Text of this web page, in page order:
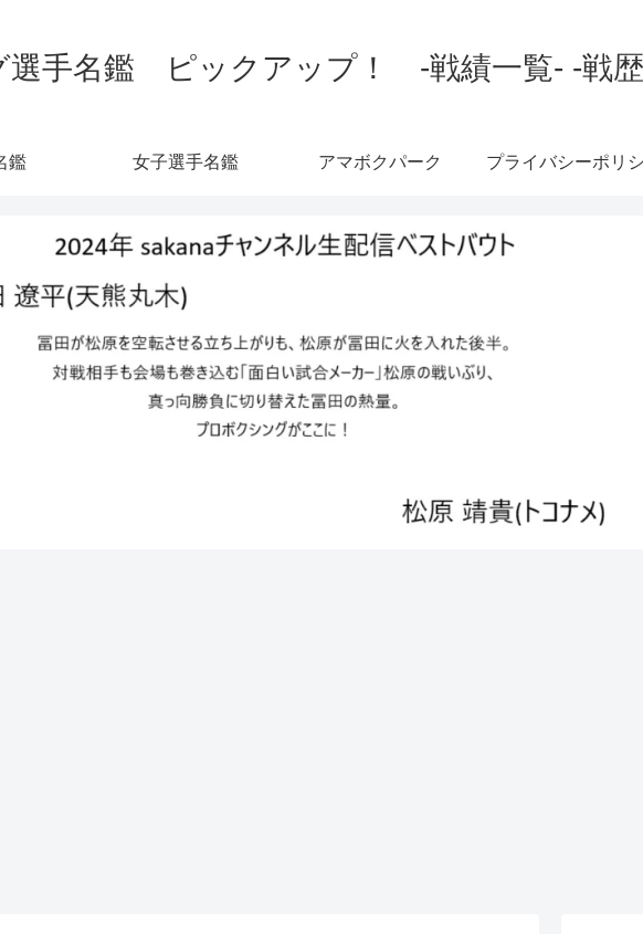
選手名鑑 ピックアップ！ -戦績一覧- -戦
鑑 女子選手名鑑 アマボクパーク プライバシーポリ